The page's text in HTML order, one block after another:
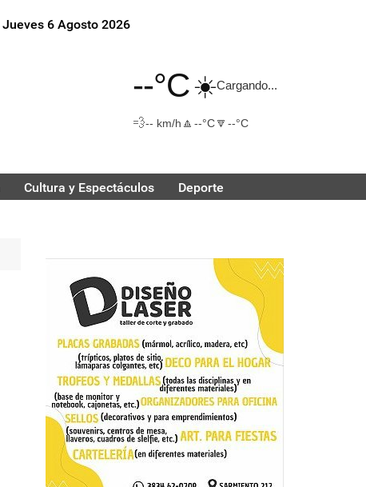
Jueves 6 Agosto 2026
--°C☀️Cargando...
💨-- km/h 🔼 --°C🔽 --°C
Cultura y Espectáculos Deporte